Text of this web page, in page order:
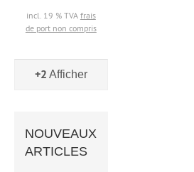
incl. 19 % TVA frais
de port non compris
+2 Afficher
NOUVEAUX
ARTICLES